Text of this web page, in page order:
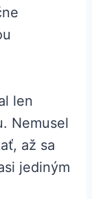
len
Nemusel
až sa
jediným